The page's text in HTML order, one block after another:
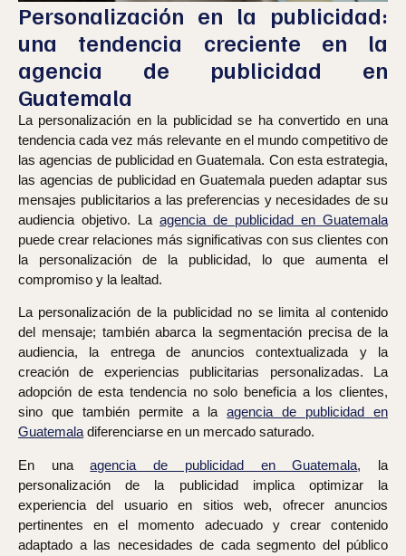
Personalización en la publicidad:
una tendencia creciente en la
agencia de publicidad en
Guatemala
La personalización en la publicidad se ha convertido en una
tendencia cada vez más relevante en el mundo competitivo de
las agencias de publicidad en Guatemala. Con esta estrategia,
las agencias de publicidad en Guatemala pueden adaptar sus
mensajes publicitarios a las preferencias y necesidades de su
audiencia objetivo. La agencia de publicidad en Guatemala
puede crear relaciones más significativas con sus clientes con
la personalización de la publicidad, lo que aumenta el
compromiso y la lealtad.
La personalización de la publicidad no se limita al contenido
del mensaje; también abarca la segmentación precisa de la
audiencia, la entrega de anuncios contextualizada y la
creación de experiencias publicitarias personalizadas. La
adopción de esta tendencia no solo beneficia a los clientes,
sino que también permite a laagencia de publicidad en
Guatemaladiferenciarse en un mercado saturado.
En unaagencia de publicidad en Guatemala, la
personalización de la publicidad implica optimizar la
experiencia del usuario en sitios web, ofrecer anuncios
pertinentes en el momento adecuado y crear contenido
adaptado a las necesidades de cada segmento del público